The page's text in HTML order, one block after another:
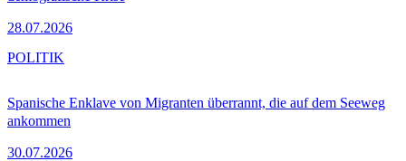
28.07.2026
Spanische Enklave von Migranten überrannt, die auf dem Seeweg
ankommen
30.07.2026
POLITIK